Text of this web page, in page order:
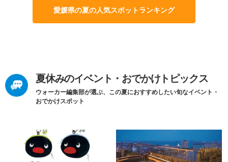
愛媛県の夏の人気スポットランキング
夏休みのイベント・おでかけトピックス
ウォーカー編集部が選ぶ、この夏におすすめしたい旬なイベント・
おでかけスポット